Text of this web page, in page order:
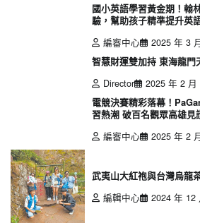
國小英語學習黃金期！翰
驗，幫助孩子精準提升英
編審中心
2025 年 3
智慧財運雙加持 東海龍門
Director
2025 年 2 月
電競決賽精彩落幕！
習熱潮 破百名觀眾高雄見
編審中心
2025 年 2
武夷山大紅袍與台灣烏龍
編輯中心
2024 年 12